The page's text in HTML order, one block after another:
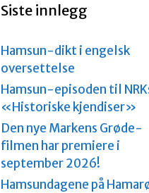
Siste innlegg
Hamsun-dikt i engelsk
oversettelse
Hamsun-episoden til
«Historiske kjendiser»
Den nye Markens Grøde-
filmen har premiere i
september 2026!
Hamsundagene på